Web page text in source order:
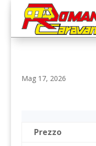
Mag 17, 2026
Prezzo